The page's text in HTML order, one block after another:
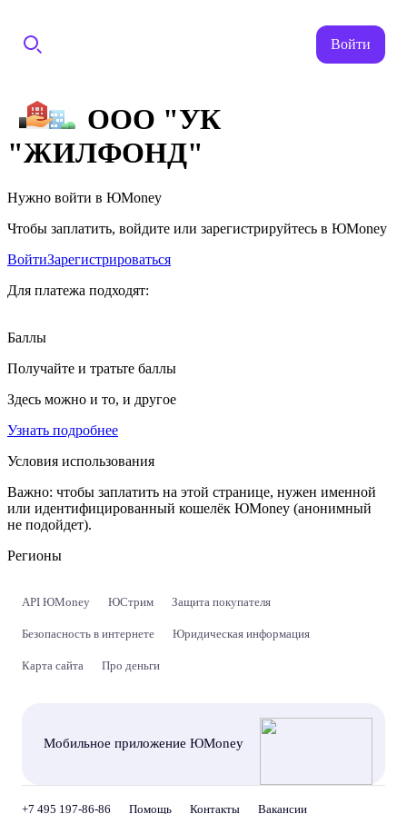
Войти
ООО "УК
"ЖИЛФОНД"
Нужно войти в ЮMoney
Чтобы заплатить, войдите или зарегистрируйтесь в ЮMoney
ВойтиЗарегистрироваться
Для платежа подходят:
Баллы
Получайте и тратьте баллы
Здесь можно и то, и другое
Узнать подробнее
Условия использования
Важно: чтобы заплатить на этой странице, нужен именной
или идентифицированный кошелёк ЮMoney (анонимный
не подойдет).
Регионы
API ЮMoney ЮСтрим Защита покупателя
Безопасность в интернете Юридическая информация
Карта сайта Про деньги
Мобильное приложение ЮMoney
+7 495 197-86-86 Помощь Контакты Вакансии